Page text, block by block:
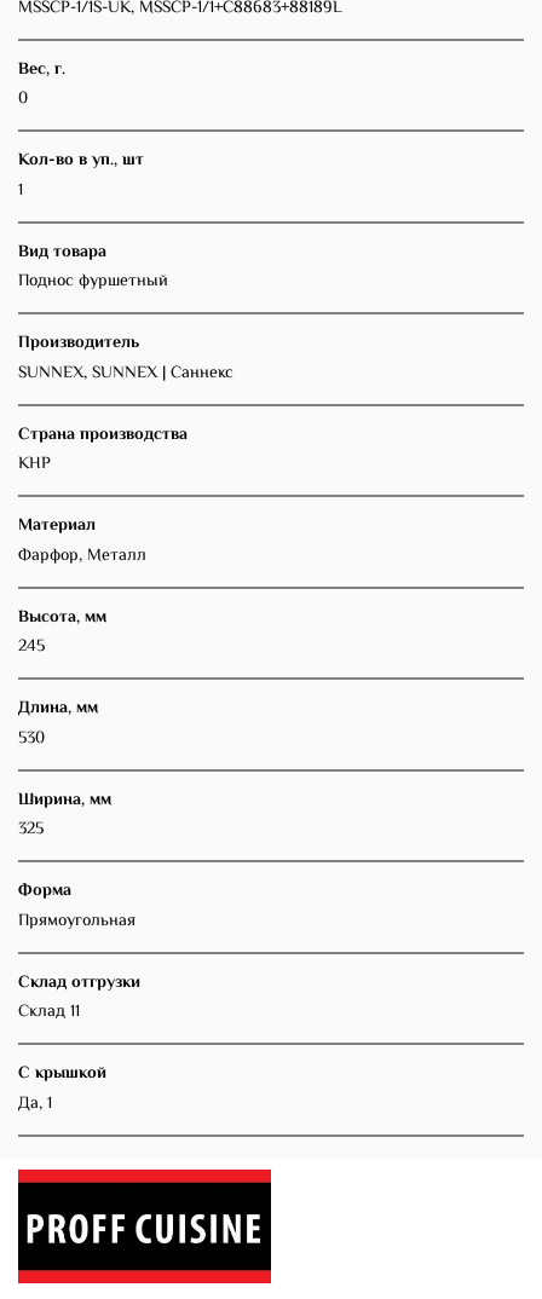
MSSCP-1/1S-UK, MSSCP-1/1+C88683+88189L
Вес, г.
0
Кол-во в уп., шт
1
Вид товара
Поднос фуршетный
Производитель
SUNNEX, SUNNEX | Саннекс
Страна производства
КНР
Материал
Фарфор, Металл
Высота, мм
245
Длина, мм
530
Ширина, мм
325
Форма
Прямоугольная
Склад отгрузки
Склад 11
С крышкой
Да, 1